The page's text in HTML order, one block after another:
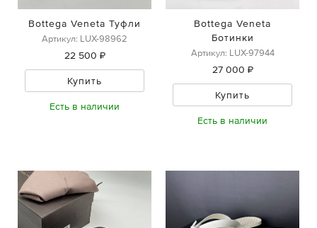
Bottega Veneta Туфли
Артикул: LUX-98962
22 500 ₽
Купить
Есть в наличии
Bottega Veneta
Ботинки
Артикул: LUX-97944
27 000 ₽
Купить
Есть в наличии